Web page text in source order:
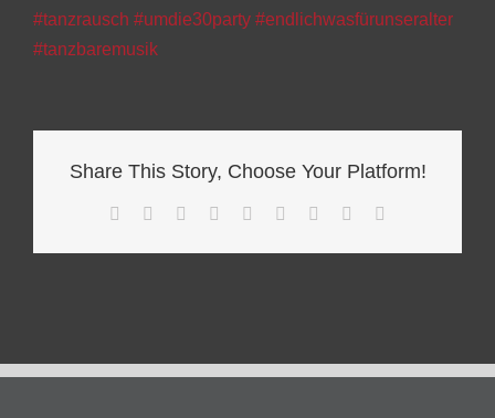
#tanzrausch #umdie30party #endlichwasfürunseralter
#tanzbaremusik
Share This Story, Choose Your Platform!
Facebook
TwitterReddit LinkedInWhatsApp
TumblrPinterest